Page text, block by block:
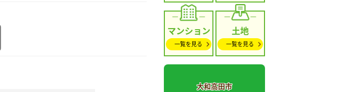
マンション
一覧を見る
土地
一覧を見る
大和高田市